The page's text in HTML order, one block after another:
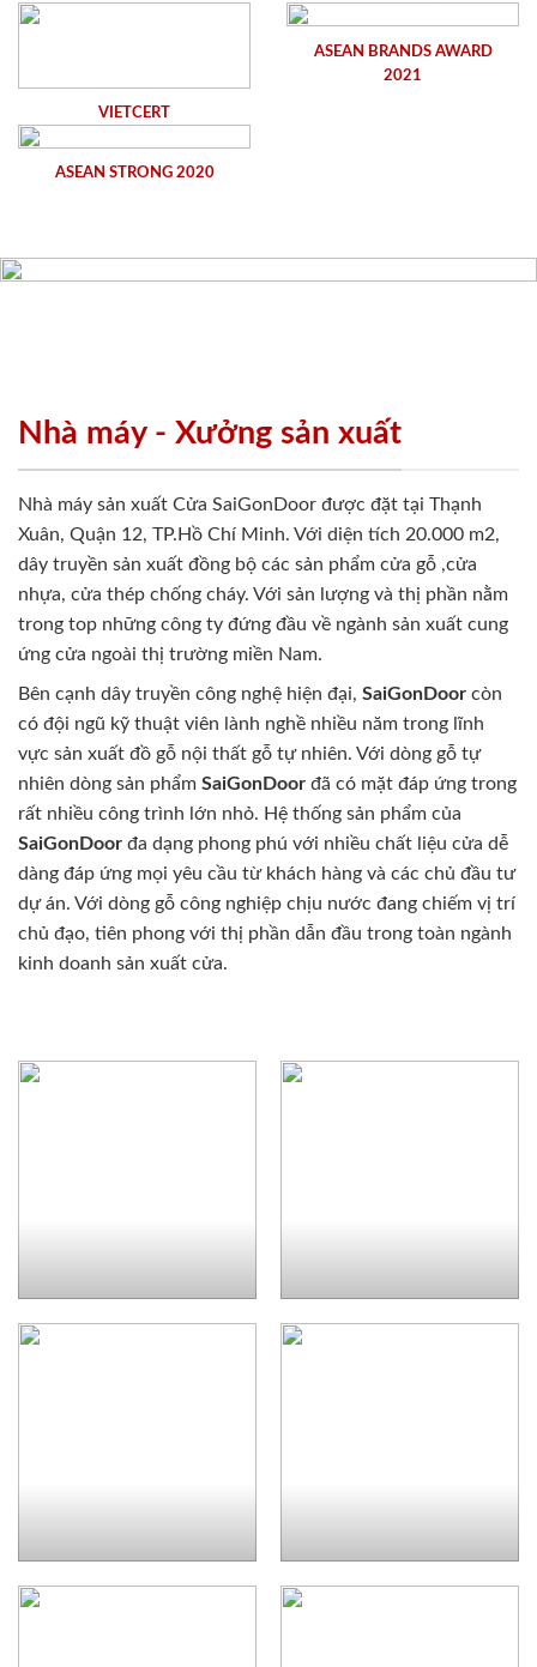
VIETCERT
ASEAN BRANDS AWARD
2021
ASEAN STRONG 2020
Nhà máy - Xưởng sản xuất
Nhà máy sản xuất Cửa SaiGonDoor được đặt tại Thạnh
Xuân, Quận 12, TP.Hồ Chí Minh. Với diện tích 20.000 m2,
dây truyền sản xuất đồng bộ các sản phẩm cửa gỗ ,cửa
nhựa, cửa thép chống cháy. Với sản lượng và thị phần nằm
trong top những công ty đứng đầu về ngành sản xuất cung
ứng cửa ngoài thị trường miền Nam.
Bên cạnh dây truyền công nghệ hiện đại, SaiGonDoor còn
có đội ngũ kỹ thuật viên lành nghề nhiều năm trong lĩnh
vực sản xuất đồ gỗ nội thất gỗ tự nhiên. Với dòng gỗ tự
nhiên dòng sản phẩm SaiGonDoor đã có mặt đáp ứng trong
rất nhiều công trình lớn nhỏ. Hệ thống sản phẩm của
SaiGonDoor đa dạng phong phú với nhiều chất liệu cửa dễ
dàng đáp ứng mọi yêu cầu từ khách hàng và các chủ đầu tư
dự án. Với dòng gỗ công nghiệp chịu nước đang chiếm vị trí
chủ đạo, tiên phong với thị phần dẫn đầu trong toàn ngành
kinh doanh sản xuất cửa.